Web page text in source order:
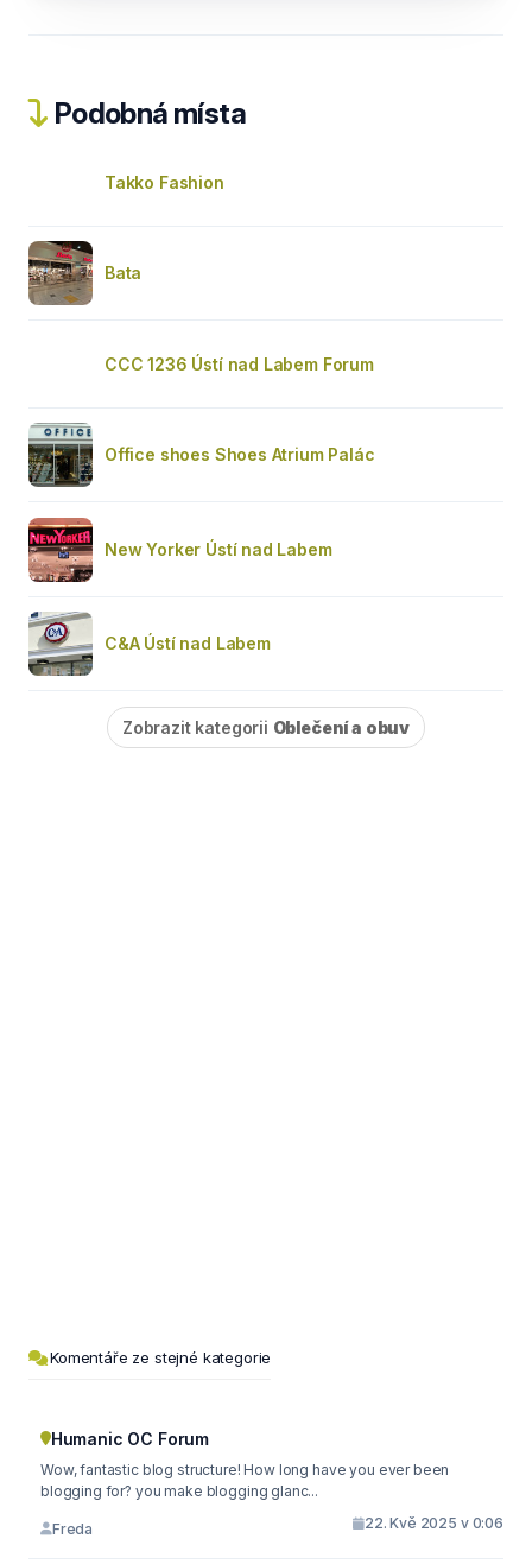
Podobná místa
Takko Fashion
Bata
CCC 1236 Ústí nad Labem Forum
Office shoes Shoes Atrium Palác
New Yorker Ústí nad Labem
C&A Ústí nad Labem
Zobrazit kategorii Oblečení a obuv
Komentáře ze stejné kategorie
Humanic OC Forum
Wow, fantastic blog structure! How long have you ever been
blogging for? you make blogging glanc...
Freda 22. Kvě 2025 v 0:06